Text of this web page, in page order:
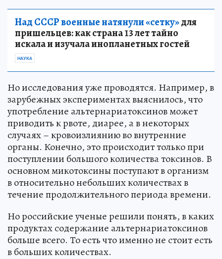
Над СССР военные натянули «сетку»для
пришельцев: как страна 13 лет тайно
искала и изучала инопланетных гостей
НАУКА
Но исследования уже проводятся. Например, в
зарубежных экспериментах выяснилось, что
употребление альтернариатоксинов может
приводить к рвоте, диарее, а в некоторых
случаях – кровоизлиянию во внутренние
органы. Конечно, это происходит только при
поступлении большого количества токсинов. В
основном микотоксины поступают в организм
в относительно небольших количествах в
течение продолжительного периода времени.
Но российские ученые решили понять, в каких
продуктах содержание альтернариатоксинов
больше всего. То есть что именно не стоит есть
в больших количествах.